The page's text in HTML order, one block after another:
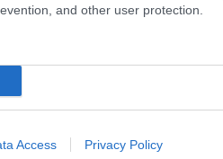
and other user protection.
Access Privacy Policy